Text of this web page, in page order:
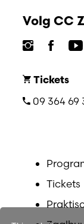
Volg CC
Tickets
09 364 69
Tickets